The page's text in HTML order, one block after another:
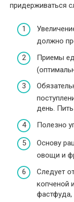
придерживаться
должно
Приемы
день.
Полезно
Основу
овощи и
Следует
копченой
фастфуда,